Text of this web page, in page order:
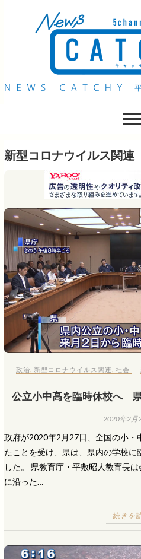
QAB NEWS
新型コロナウイルス関連
政治 新型コロナウイルス関連 ,社会
公立小中高を臨時休校へ
2020年2月
政府が2020年2月27日、全国の小・
たことを受け、県は、県内の学校に
した。 県教育庁・平敷昭人教育長
に沿った…
続きを